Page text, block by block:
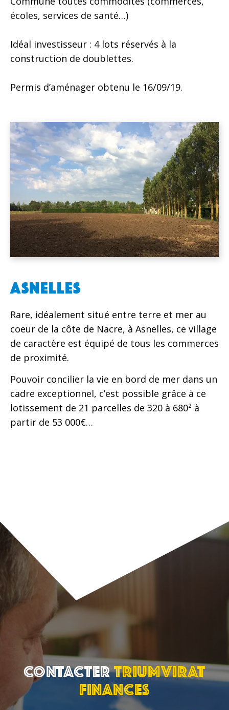
écoles, services de santé…)
Idéal investisseur : 4 lots réservés à la
construction de doublettes.
Permis d’aménager obtenu le 16/09/19.
ASNELLES
Rare, idéalement situé entre terre et mer au
coeur de la côte de Nacre, à Asnelles, ce village
de caractère est équipé de tous les commerces
de proximité.
Pouvoir concilier la vie en bord de mer dans un
cadre exceptionnel, c’est possible grâce à ce
lotissement de 21 parcelles de 320 à 680² à
partir de 53 000€…
ContacterTRIUMVIRAT
FINANCES